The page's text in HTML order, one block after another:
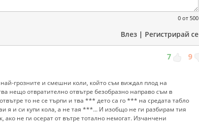
0 от 500
Влез | Регистрирай се
7 9
грозните и смешни коли, който съм виждал плод на
нещо отвратително отвътре безобразно направо съм в
то не се търпи и тва *** дето са го *** на средата табло
я и си купи кола, а не тая ***... И изобщо не ги разбирам тия
ако не ги осерат от вътре тотално немогат. Изчанчени